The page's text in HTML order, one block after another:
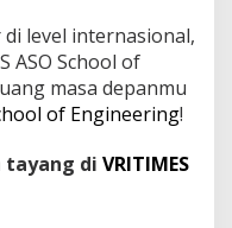
level internasional,
ASO School of
masa depanmu
of Engineering!
tayang di VRITIMES